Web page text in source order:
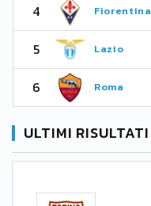
4 Fiorentina
5 Lazio
6 Roma
ULTIMI RISULTATI